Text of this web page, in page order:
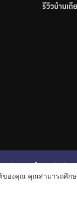
รีวิวบ้านเดี่
รีวิวทาวน์โฮม รีวิวบ้าน
โปรโมชั่นบ้านและคอนโด
องคุณ คุณสามารถศึกษ